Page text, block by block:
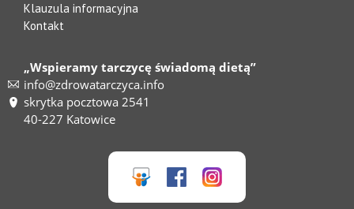
Klauzula informacyjna
Kontakt
„Wspieramy tarczycę świadomą dietą”
info@zdrowatarczyca.info
skrytka pocztowa 2541
40-227 Katowice